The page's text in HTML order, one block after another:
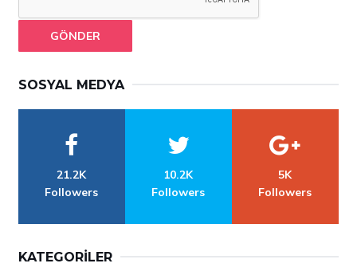
GÖNDER
SOSYAL MEDYA
21.2K
Followers
10.2K
Followers
5K
Followers
KATEGORILER